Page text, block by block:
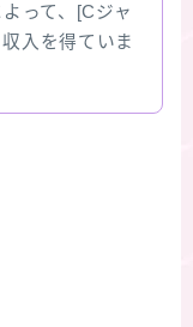
って、[Cジャ
入を得ていま